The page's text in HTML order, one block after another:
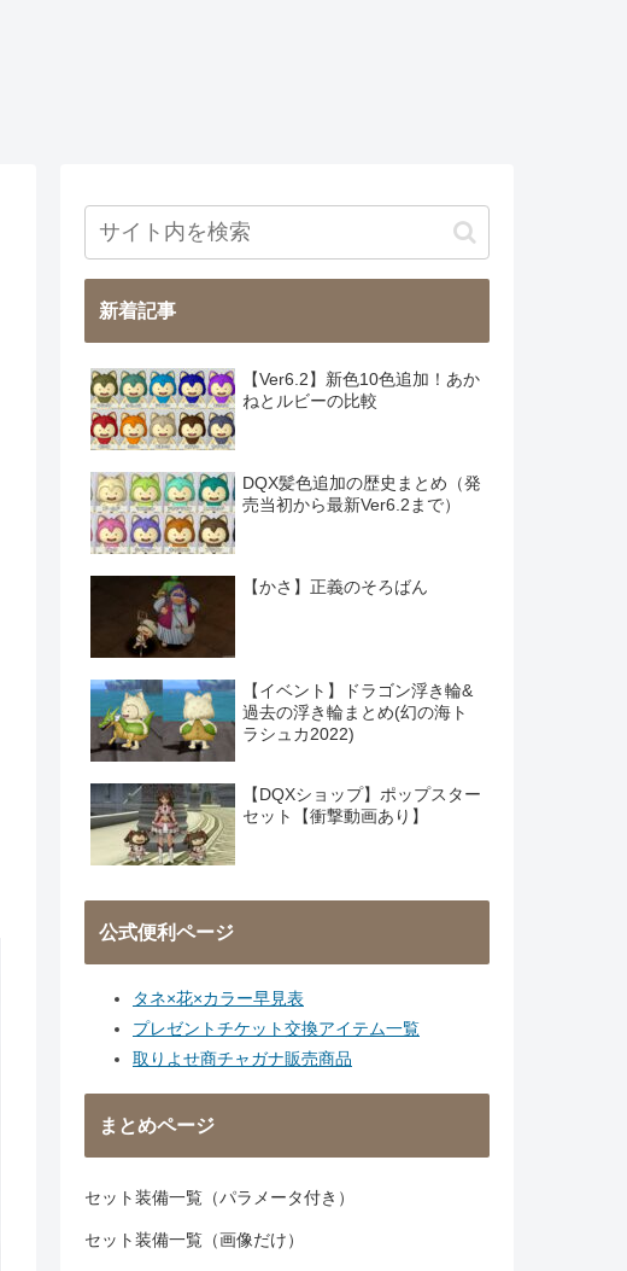
新着記事
【Ver6.2】新色10色追加！あか
ねとルビーの比較
DQX髪色追加の歴史まとめ（発
売当初から最新Ver6.2まで）
【かさ】正義のそろばん
【イベント】ドラゴン浮き輪&
過去の浮き輪まとめ(幻の海ト
ラシュカ2022)
【DQXショップ】ポップスター
セット【衝撃動画あり】
公式便利ページ
タネ×花×カラー早見表
プレゼントチケット交換アイテム一覧
取りよせ商チャガナ販売商品
まとめページ
セット装備一覧（パラメータ付き）
セット装備一覧（画像だけ）